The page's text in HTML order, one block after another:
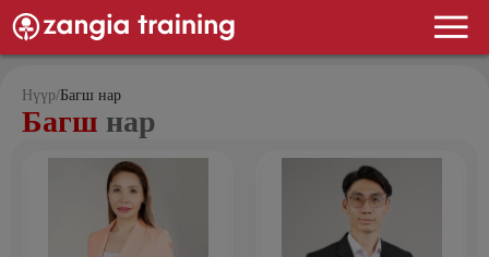
Нүүр/Багш нар
Багш нар